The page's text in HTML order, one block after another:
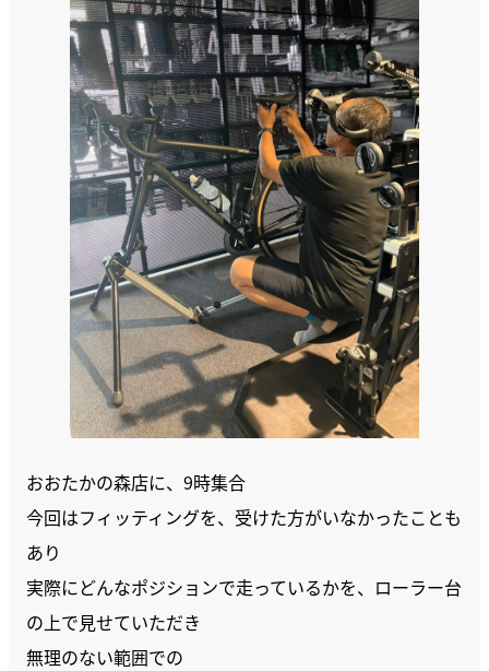
おおたかの森店に、9時集合
今回はフィッティングを、受けた方がいなかったことも
あり
実際にどんなポジションで走っているかを、ローラー台
の上で見せていただき
無理のない範囲での